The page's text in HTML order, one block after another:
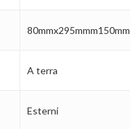
80mmx295mmm150mm
A terra
Esterni